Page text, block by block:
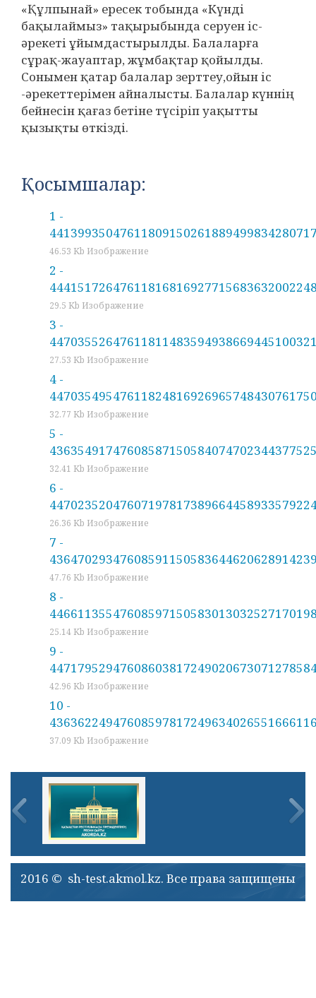
«Құлпынай» ересек тобында «Күнді
бақылаймыз» тақырыбында серуен іс-
әрекеті ұйымдастырылды. Балаларға
сұрақ-жауаптар, жұмбақтар қойылды.
Сонымен қатар балалар зерттеу,ойын іс
-әрекеттерімен айналысты. Балалар күннің
бейнесін қағаз бетіне түсіріп уақытты
қызықты өткізді.
Қосымшалар:
1 -
46.53 Kb Изображение
2 -
29.5 Kb Изображение
3 -
27.53 Kb Изображение
4 -
32.77 Kb Изображение
5 -
32.41 Kb Изображение
6 -
26.36 Kb Изображение
7 -
47.76 Kb Изображение
8 -
25.14 Kb Изображение
9 -
42.96 Kb Изображение
10 -
37.09 Kb Изображение
2016 © sh-test.akmol.kz. Все права защищены